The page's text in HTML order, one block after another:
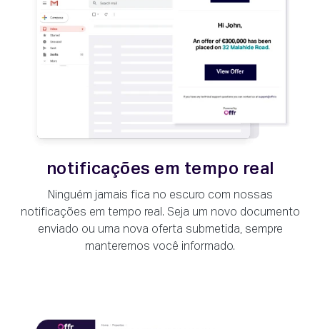
notificações em tempo real
Ninguém jamais fica no escuro com nossas
notificações em tempo real. Seja um novo documento
enviado ou uma nova oferta submetida, sempre
manteremos você informado.